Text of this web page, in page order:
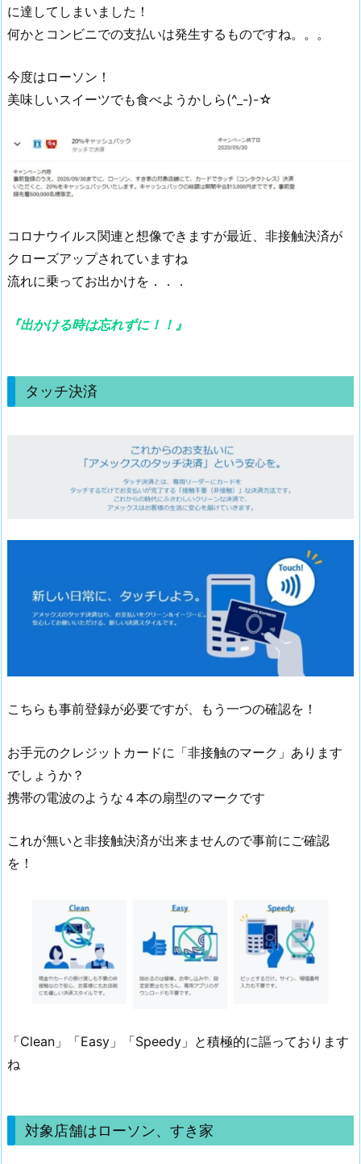
に達してしまいました！
何かとコンビニでの支払いは発生するものですね。。。
今度はローソン！
美味しいスイーツでも食べようかしら(^_-)-☆
コロナウイルス関連と想像できますが最近、非接触決済が
クローズアップされていますね
流れに乗ってお出かけを．．．
『出かける時は忘れずに！！』
タッチ決済
こちらも事前登録が必要ですが、もう一つの確認を！
お手元のクレジットカードに「非接触のマーク」あります
でしょうか？
携帯の電波のような４本の扇型のマークです
これが無いと非接触決済が出来ませんので事前にご確認
を！
「Clean」「Easy」「Speedy」と積極的に謳っております
ね
対象店舗はローソン、すき家